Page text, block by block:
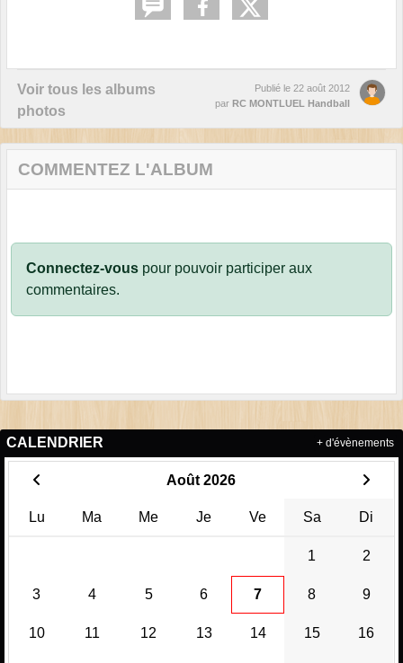
Voir tous les albums
photos
Publié le 22 août 2012
par RC MONTLUEL Handball
COMMENTEZ L'ALBUM
Connectez-vous pour pouvoir participer aux
commentaires.
CALENDRIER
Août 2026
Lu Ma Me Je Ve Sa Di
1 2
3 4 5 6 7 8 9
10 11 12 13 14 15 16
+ d'évènements